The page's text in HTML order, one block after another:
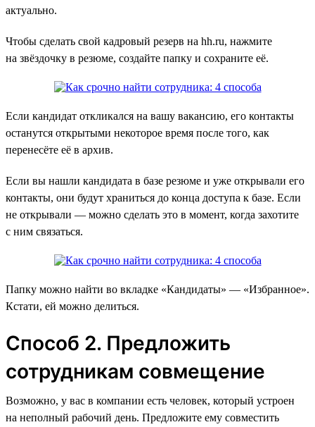
актуально.
Чтобы сделать свой кадровый резерв на hh.ru, нажмите
на звёздочку в резюме, создайте папку и сохраните её.
Если кандидат откликался на вашу вакансию, его контакты
останутся открытыми некоторое время после того, как
перенесёте её в архив.
Если вы нашли кандидата в базе резюме и уже открывали его
контакты, они будут храниться до конца доступа к базе. Если
не открывали — можно сделать это в момент, когда захотите
с ним связаться.
Папку можно найти во вкладке «‎Кандидаты» — «Избранное».
Кстати, ей можно делиться.
Способ 2. Предложить
сотрудникам совмещение
Возможно, у вас в компании есть человек, который устроен
на неполный рабочий день. Предложите ему совместить